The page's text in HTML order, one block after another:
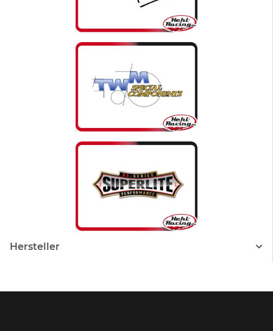
Hersteller